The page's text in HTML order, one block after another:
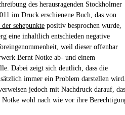
des herausragenden Stockholmer
im Druck erschienene Buch, das von
sehepunkte positiv besprochen wurde,
eine inhaltlich entschieden negative
weil dieser offenbar
Bernt Notke ab- und einem
Dabei zeigt sich deutlich, dass die
immer ein Problem darstellen
jedoch mit Nachdruck darauf,
wohl nach wie vor ihre